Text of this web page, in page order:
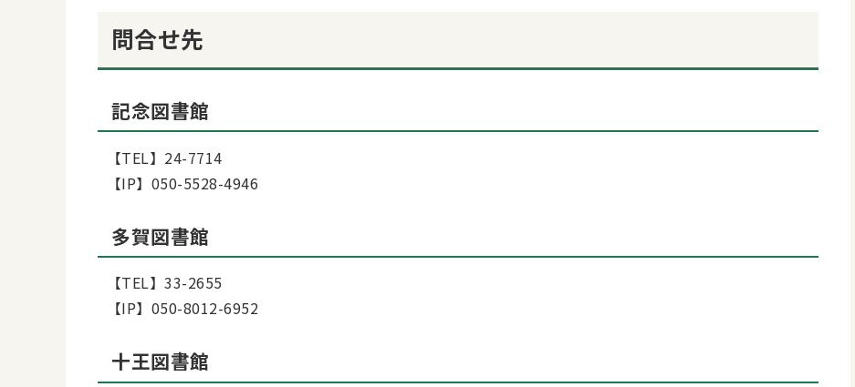
問合せ先
記念図書館
【TEL】24-7714
【IP】050-5528-4946
多賀図書館
【TEL】33-2655
【IP】050-8012-6952
十王図書館